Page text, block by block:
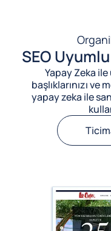
SEO
Yapay Zeka ile
başlıklarınızı
yapay zeka ile